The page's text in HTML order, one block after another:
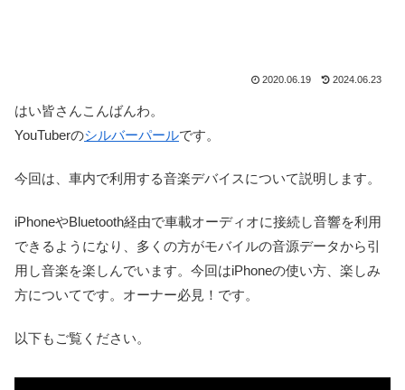
2020.06.19 2024.06.23
はい皆さんこんばんわ。
YouTuberのシルバーパールです。
今回は、車内で利用する音楽デバイスについて説明します。
iPhoneやBluetooth経由で車載オーディオに接続し音響を利用
できるようになり、多くの方がモバイルの音源データから引
用し音楽を楽しんでいます。今回はiPhoneの使い方、楽しみ
方についてです。オーナー必見！です。
以下もご覧ください。